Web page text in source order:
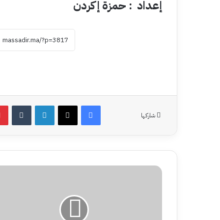
إعداد : حمزة إكردن
شاركها
فيسبوك‫X لينكدإن ‏Tumblr
نشرة